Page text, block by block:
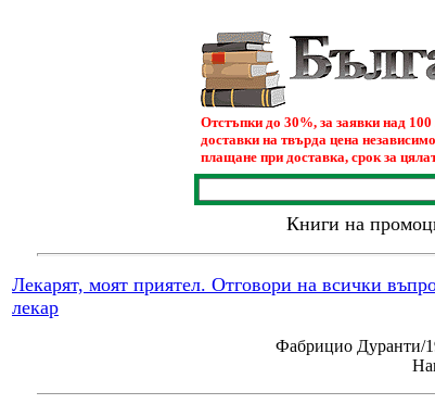
Отстъпки до 30%, за заявки над
доставки на твърда цена
плащане при доставка, срок за
Книги на
Лекарят, моят приятел. Отговори на всички
лекар
Фабрицио Дуранти/